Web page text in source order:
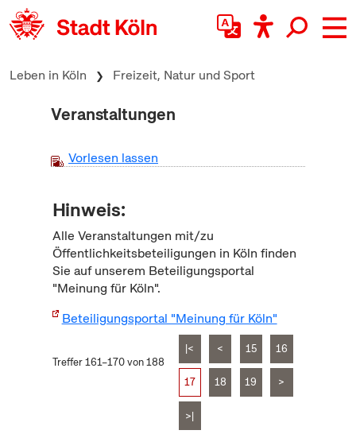
zum Inhalt springen
Leben in Köln Freizeit, Natur und Sport
Veranstaltungen
Vorlesen lassen
Hinweis:
Alle Veranstaltungen mit/zu
Öffentlichkeitsbeteiligungen in Köln finden
Sie auf unserem Beteiligungsportal
"Meinung für Köln".
Beteiligungsportal "Meinung für Köln"
Treffer 161–170 von 188
|< < 15 16
17 18 19 >
>|